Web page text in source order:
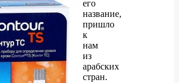
его
название,
пришло
к
нам
из
арабских
стран.